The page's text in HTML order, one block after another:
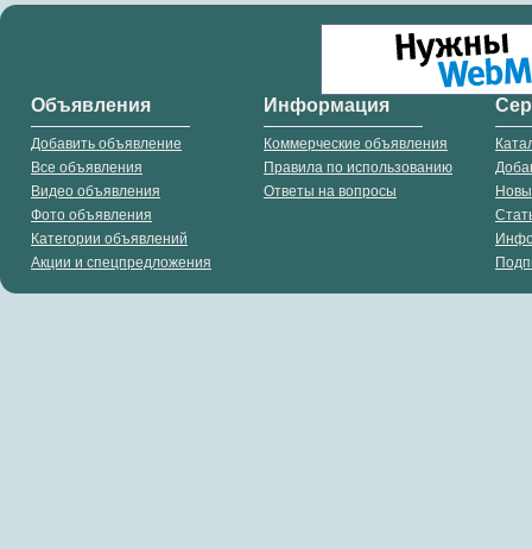
Объявления
Добавить объявление
Все объявления
Видео объявления
Фото объявления
Категории объявлений
Акции и спецпредложения
Информация
Коммерческие объявления
Правила по использованию
Ответы на вопросы